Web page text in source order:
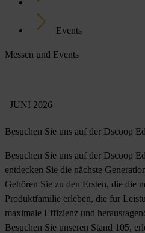
Events
Messen und Events
JUNI 2026
Besuchen Sie uns auf der Dscoop
Besuchen Sie uns auf der Dscoop
entdecken Sie die nächste
Gehören Sie zu den Ersten, die
Produktfamilie erleben, die für
maximale Effizienz und
Besuchen Sie unseren Stand 105,